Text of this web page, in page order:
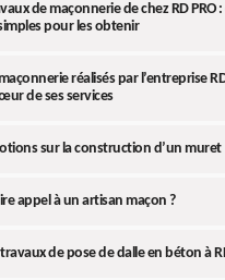
de maçonnerie de chez RD PRO :
pour les obtenir
réalisés par l’entreprise
de ses services
sur la construction d’un muret
appel à un artisan maçon ?
de pose de dalle en béton à